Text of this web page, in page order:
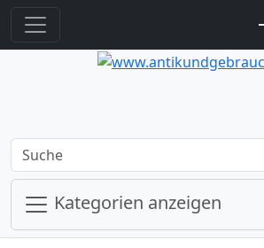
Kategorien anzeigen
jetzt in den
jetzt in den